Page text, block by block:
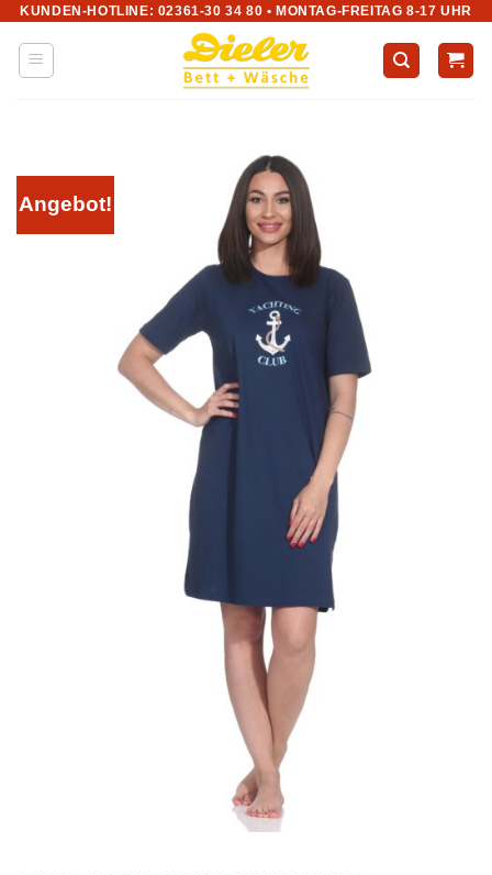
Zum
Inhalt
springen
KUNDEN-HOTLINE: 02361-30 34 80 • MONTAG-FREITAG 8-17 UHR
Angebot!